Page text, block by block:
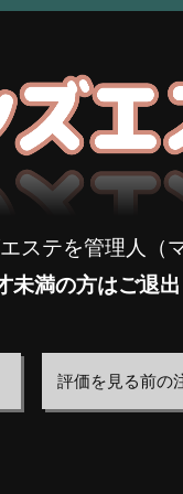
ステを管理人（
未満の方はご退出
評価を見る前の